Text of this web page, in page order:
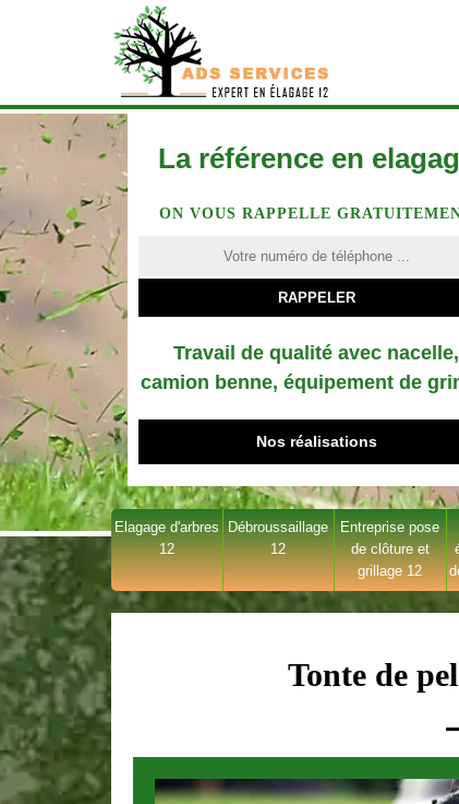
La référence en
ON VOUS RAPPELLE
Travail de qualité avec nacelle,
camion benne, équipement de
Nos réalisations
Elagage d'arbres
12
Débroussaillage
12
Entreprise pose
de clôture et
grillage 12
Tonte de